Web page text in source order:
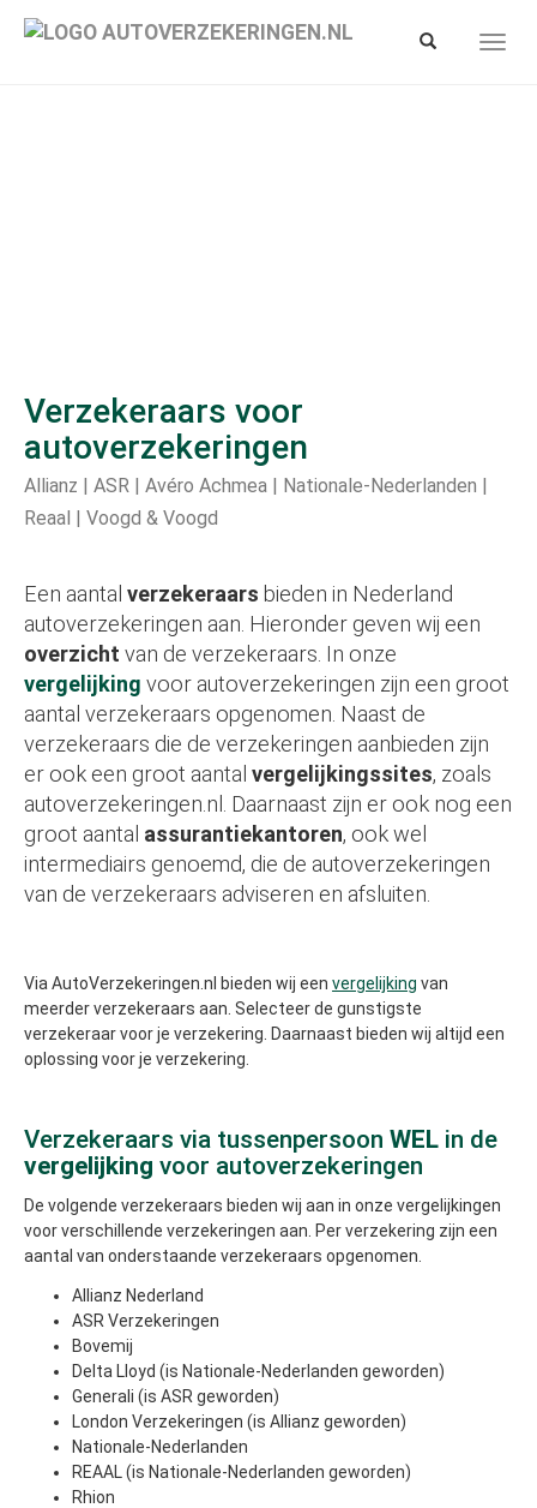
naar
Toon/verberg
Verzekeraars voor
autoverzekeringen
Allianz | ASR | Avéro Achmea | Nationale-Nederlanden |
Reaal | Voogd & Voogd
Een aantal verzekeraars bieden in Nederland
autoverzekeringen aan. Hieronder geven wij een
overzicht van de verzekeraars. In onze
vergelijking voor autoverzekeringen zijn een groot
aantal verzekeraars opgenomen. Naast de
verzekeraars die de verzekeringen aanbieden zijn
er ook een groot aantal vergelijkingssites, zoals
autoverzekeringen.nl. Daarnaast zijn er ook nog een
groot aantal assurantiekantoren, ook wel
intermediairs genoemd, die de autoverzekeringen
van de verzekeraars adviseren en afsluiten.
Via AutoVerzekeringen.nl bieden wij een vergelijking van
meerder verzekeraars aan. Selecteer de gunstigste
verzekeraar voor je verzekering. Daarnaast bieden wij altijd een
oplossing voor je verzekering.
Verzekeraars via tussenpersoon WEL in de
vergelijking voor autoverzekeringen
De volgende verzekeraars bieden wij aan in onze vergelijkingen
voor verschillende verzekeringen aan. Per verzekering zijn een
aantal van onderstaande verzekeraars opgenomen.
Allianz Nederland
ASR Verzekeringen
Bovemij
Delta Lloyd (is Nationale-Nederlanden geworden)
Generali (is ASR geworden)
London Verzekeringen (is Allianz geworden)
Nationale-Nederlanden
REAAL (is Nationale-Nederlanden geworden)
Rhion